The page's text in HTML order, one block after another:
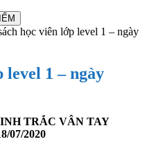
học viên lớp level 1 – ngày
level 1 – ngày
TRẮC VÂN TAY
07/2020